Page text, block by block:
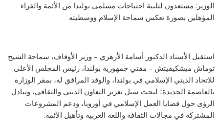
الوزير: مستعدون لتلبية احتياجات مسلمي بولندا من الأئمة والقراء
المؤهلين بصورة تعكس سماحة الإسلام ووسطيته
استقبل الأستاذ الدكتور أسامة الأزهري – وزير الأوقاف، سماحة الشيخ
توماش ميشكيفيتش – مفتي جمهورية بولندا، رئيس المجلس الأعلى
للاتحاد الديني الإسلامي في بولندا، والوفد المرافق له، بمقر الوزارة
بالعاصمة الجديدة؛ لبحث سبل تعزيز التعاون الديني والثقافي، وتبادل
الرؤى حول قضايا العمل الإسلامي في أوروبا، ودعم المشروعات
المشتركة في مجالات الثقافة واللغة العربية وتأهيل الأئمة.